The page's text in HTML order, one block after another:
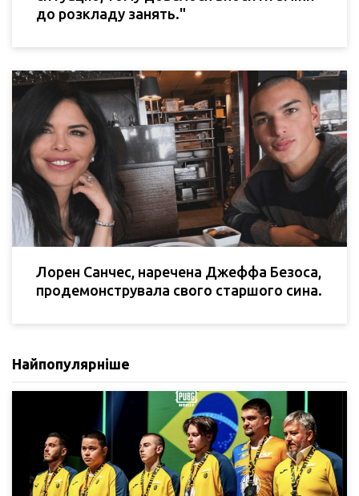
до розкладу занять."
Лорен Санчес, наречена Джеффа Безоса,
продемонструвала свого старшого сина.
Найпопулярніше